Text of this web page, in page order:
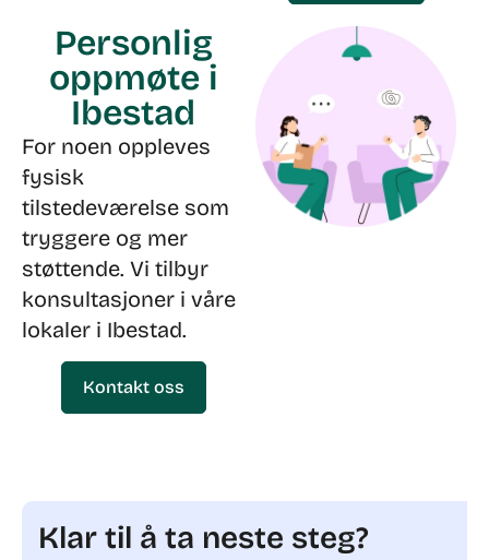
Personlig
oppmøte i
Ibestad
For noen oppleves
fysisk
tilstedeværelse som
tryggere og mer
støttende. Vi tilbyr
konsultasjoner i våre
lokaler i Ibestad.
Kontakt oss
Klar til å ta neste steg?